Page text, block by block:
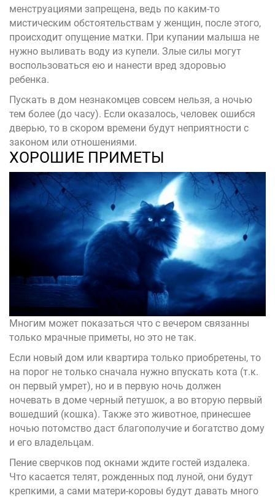
менструациями запрещена, ведь по каким-то
мистическим обстоятельствам у женщин, после этого,
происходит опущение матки. При купании малыша не
нужно выливать воду из купели. Злые силы могут
воспользоваться ею и нанести вред здоровью
ребенка.
Пускать в дом незнакомцев совсем нельзя, а ночью
тем более (до часу). Если оказалось, человек ошибся
дверью, то в скором времени будут неприятности с
законом или отношениями.
ХОРОШИЕ ПРИМЕТЫ
Многим может показаться что с вечером связанны
только мрачные приметы, но это не так.
Если новый дом или квартира только приобретены, то
на порог не только сначала нужно впускать кота (т.к.
он первый умрет), но и в первую ночь должен
ночевать в доме черный петушок, а во вторую первый
вошедший (кошка). Также это животное, принесшее
ночью потомство даст благополучие и богатство дому
и его владельцам.
Пение сверчков под окнами ждите гостей издалека.
Что касается телят, рожденных под луной, они будут
крепкими, а сами матери-коровы будут давать много